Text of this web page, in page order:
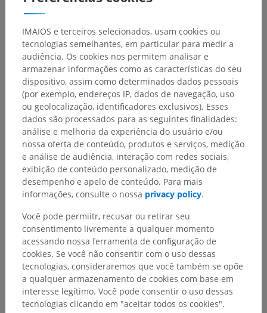
Hierarquia anatômica
Anatomia humana 2
IMAIOS e terceiros selecionados, usam cookies ou
tecnologias semelhantes, em particular para medir a
audiência. Os cookies nos permitem analisar e
armazenar informações como as características do seu
dispositivo, assim como determinados dados pessoais
(por exemplo, endereços IP, dados de navegação, uso
ou geolocalização, identificadores exclusivos). Esses
dados são processados para as seguintes finalidades:
análise e melhoria da experiência do usuário e/ou
nossa oferta de conteúdo, produtos e serviços, medição
e análise de audiência, interação com redes sociais,
exibição de conteúdo personalizado, medição de
desempenho e apelo de conteúdo. Para mais
informações, consulte o nossa privacy policy.
Você pode permiitr, recusar ou retirar seu
consentimento livremente a qualquer momento
acessando nossa ferramenta de configuração de
cookies. Se você não consentir com o uso dessas
tecnologias, consideraremos que você também se opõe
a qualquer armazenamento de cookies com base em
interesse legítimo. Você pode consentir o uso dessas
tecnologias clicando em "aceitar todos os cookies".